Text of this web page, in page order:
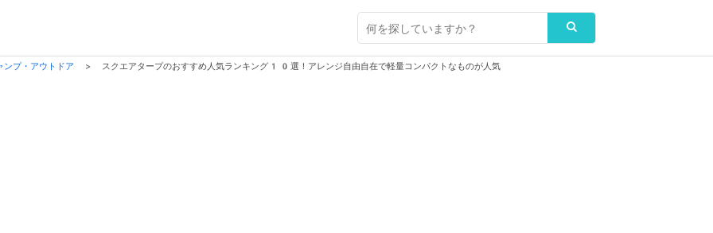
ンプ・アウトドア > スクエアタープのおすすめ人気ランキング10選！アレンジ自由自在で軽量コンパクトなものが人気